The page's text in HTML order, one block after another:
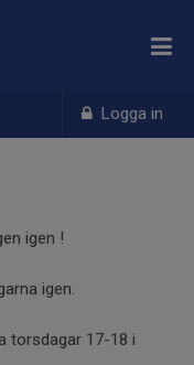
Logga in
igen !
igen.
torsdagar 17-18 i